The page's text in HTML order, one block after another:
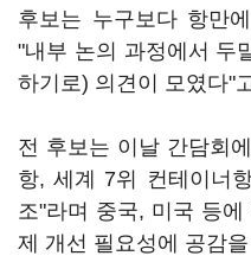
후보는 누구보다 항만
"내부 논의 과정에서 두
하기로) 의견이 모였다"
전 후보는 이날 간담회
항, 세계 7위 컨테이너
조"라며 중국, 미국 등
제 개선 필요성에 공감